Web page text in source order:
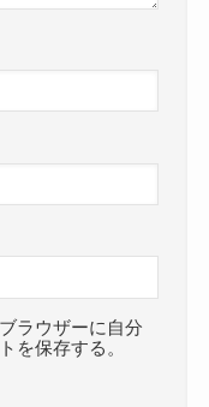
ラウザーに自分
を保存する。